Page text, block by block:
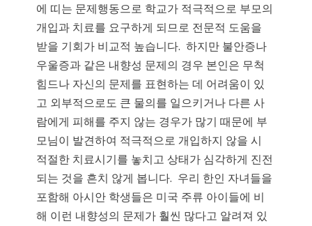
에 띠는 문제행동으로 학교가 적극적으로 부모의
개입과 치료를 요구하게 되므로 전문적 도움을
받을 기회가 비교적 높습니다. 하지만 불안증나
우울증과 같은 내향성 문제의 경우 본인은 무척
힘드나 자신의 문제를 표현하는 데 어려움이 있
고 외부적으로도 큰 물의를 일으키거나 다른 사
람에게 피해를 주지 않는 경우가 많기 때문에 부
모님이 발견하여 적극적으로 개입하지 않을 시
적절한 치료시기를 놓치고 상태가 심각하게 진전
되는 것을 흔치 않게 봅니다. 우리 한인 자녀들을
포함해 아시안 학생들은 미국 주류 아이들에 비
해 이런 내향성의 문제가 훨씬 많다고 알려져 있